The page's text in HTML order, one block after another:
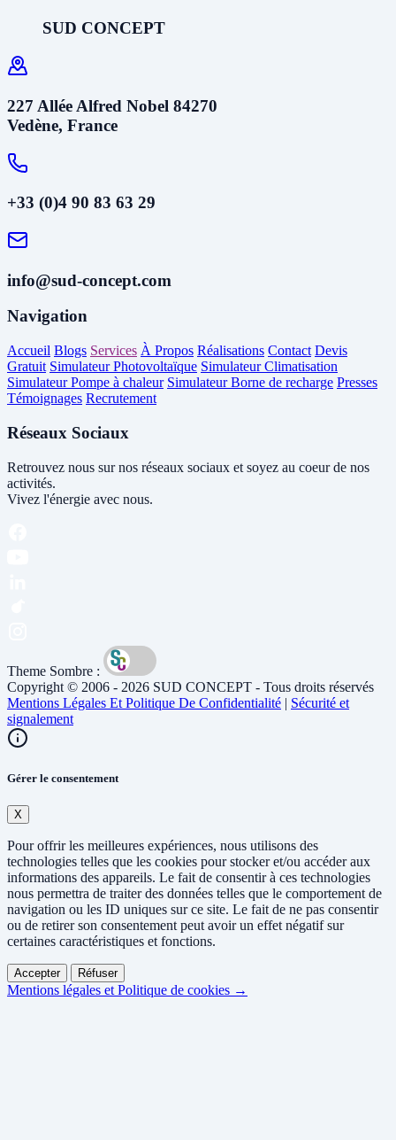
SUD CONCEPT
227 Allée Alfred Nobel 84270
Vedène, France
+33 (0)4 90 83 63 29
info@sud-concept.com
Navigation
Accueil Blogs Services À Propos Réalisations Contact Devis
Gratuit Simulateur Photovoltaïque Simulateur Climatisation
Simulateur Pompe à chaleur Simulateur Borne de recharge Presses
Témoignages Recrutement
Réseaux Sociaux
Retrouvez nous sur nos réseaux sociaux et soyez au coeur de nos
activités.
Vivez l'énergie avec nous.
Theme Sombre :
Copyright © 2006 - 2026 SUD CONCEPT - Tous droits réservés
Mentions Légales Et Politique De Confidentialité | Sécurité et
signalement
Gérer le consentement
X
Pour offrir les meilleures expériences, nous utilisons des
technologies telles que les cookies pour stocker et/ou accéder aux
informations des appareils. Le fait de consentir à ces technologies
nous permettra de traiter des données telles que le comportement de
navigation ou les ID uniques sur ce site. Le fait de ne pas consentir
ou de retirer son consentement peut avoir un effet négatif sur
certaines caractéristiques et fonctions.
Accepter Réfuser
Mentions légales et Politique de cookies →